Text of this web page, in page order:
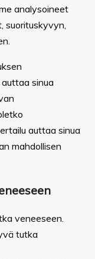
analysoineet
suorituskyvyn,
sinua
auttaa sinua
mahdollisen
veneeseen.
tutka